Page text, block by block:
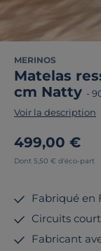
MERINOS
Matelas
cm Natty -
Voir la description
499,00 €
Dont 5,50 € d'éco-part
Fabriqué en
Circuits
Fabricant